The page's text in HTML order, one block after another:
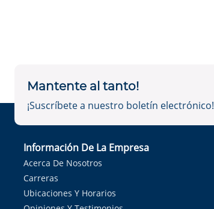
Mantente al tanto!
¡Suscríbete a nuestro boletín electrónico!
Información De La Empresa
Acerca De Nosotros
Carreras
Ubicaciones Y Horarios